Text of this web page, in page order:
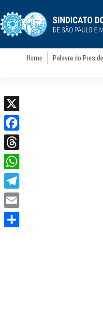
Home Palavra do
X
Facebook
Threads
WhatsApp
Telegram
Email